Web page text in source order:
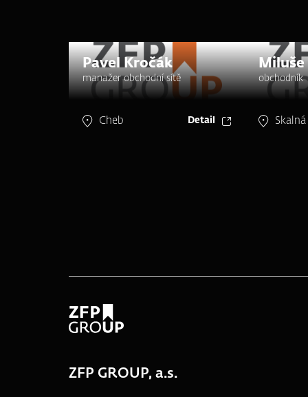
Pavel Kročák
manažer obchodní sítě
Cheb Detail
Miluše
obchodník
Skalná
ZFP GROUP, a.s.